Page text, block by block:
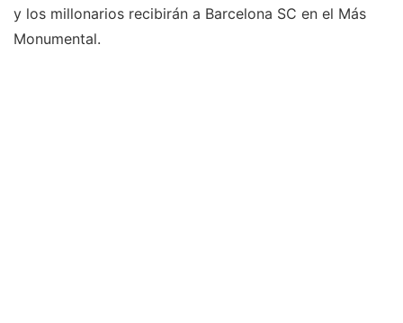
y los millonarios recibirán a Barcelona SC en el Más
Monumental.